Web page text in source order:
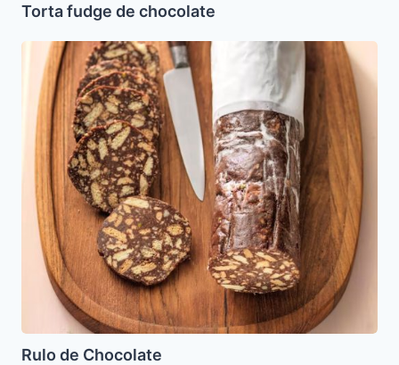
Torta fudge de chocolate
Rulo
Chocolate
Rulo de Chocolate